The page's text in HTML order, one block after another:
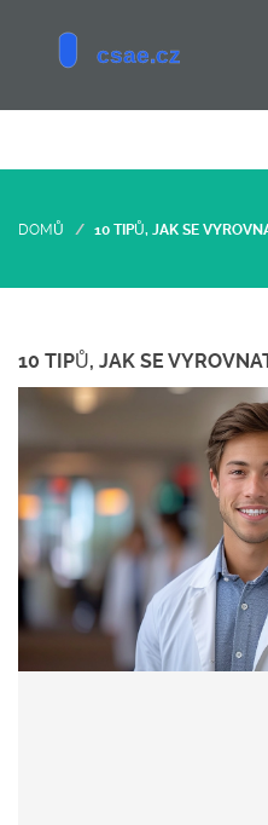
DOMŮ 10 TIPŮ, JAK SE
10 TIPŮ, JAK SE